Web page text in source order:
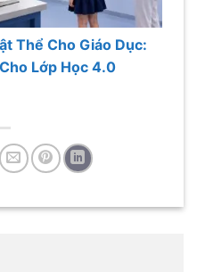
Thể Cho Giáo Dục:
Lớp Học 4.0